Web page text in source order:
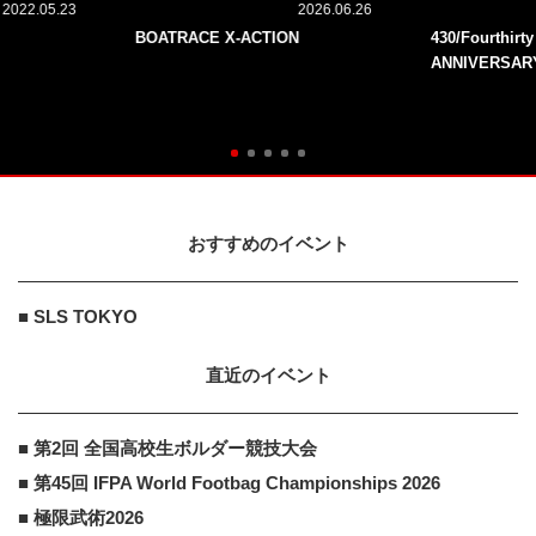
2022.05.23 2026.06.26
BOATRACE X-ACTION
430/
おすすめのイベント
■ SLS TOKYO
直近のイベント
■ 第2回 全国高校生ボルダー競技大会
■ 第45回 IFPA World Footbag Championships 2026
■ 極限武術2026